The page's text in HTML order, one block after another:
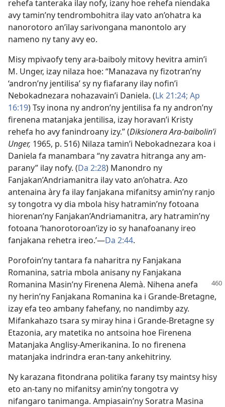
rehefa tanteraka ilay nofy, izany hoe rehefa niendaka
avy tamin’ny tendrombohitra ilay vato an’ohatra ka
nanorotoro an’ilay sarivongana manontolo ary
nameno ny tany avy eo.
Misy mpivaofy teny ara-baiboly mitovy hevitra amin’i
M. Unger, izay nilaza hoe: “Manazava ny fizotran’ny
‘andron’ny jentilisa’ sy ny fiafarany ilay nofin’i
Nebokadnezara nohazavain’i Daniela. (Lk 21:24; Ap
16:19) Tsy inona ny andron’ny jentilisa fa ny andron’ny
firenena matanjaka jentilisa, izay horavan’i Kristy
rehefa ho avy fanindroany izy.” (Diksionera Ara-baibolin’i
Unger, 1965, p. 516) Nilaza tamin’i Nebokadnezara koa i
Daniela fa manambara “ny zavatra hitranga any am-
parany” ilay nofy. (Da 2:28) Manondro ny
Fanjakan’Andriamanitra ilay vato an’ohatra. Azo
antenaina àry fa ilay fanjakana mifanitsy amin’ny ranjo
sy tongotra vy dia mbola hisy hatramin’ny fotoana
hiorenan’ny Fanjakan’Andriamanitra, ary hatramin’ny
fotoana ‘hanorotoroan’izy io sy hanafoanany ireo
fanjakana rehetra ireo.’​—Da 2:44.
Porofoin’ny tantara fa naharitra ny Fanjakana
Romanina, satria mbola anisany ny Fanjakana
Romanina Masin’ny Firenena Alemà. Nihena anefa
ny herin’ny Fanjakana Romanina ka i Grande-Bretagne,
izay efa teo ambany fahefany, no nandimby azy.
Mifankahazo tsara sy miray hina i Grande-Bretagne sy
Etazonia, ary matetika no antsoina hoe Firenena
Matanjaka Anglisy-Amerikanina. Io no firenena
matanjaka indrindra eran-tany ankehitriny.
Ny karazana fitondrana politika farany tsy maintsy hisy
eto an-tany no mifanitsy amin’ny tongotra vy
nifangaro tanimanga. Ampiasain’ny Soratra Masina